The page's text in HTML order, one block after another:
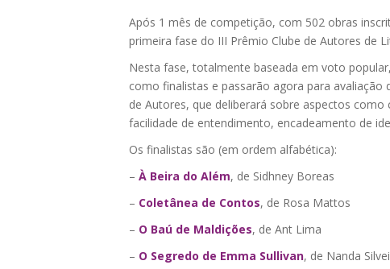
Após 1 mês de competição, com 502 obras
primeira fase do III Prêmio Clube de Autores de
Nesta fase, totalmente baseada em voto
como finalistas e passarão agora para avaliação
de Autores, que deliberará sobre aspectos como
facilidade de entendimento, encadeamento de
Os finalistas são (em ordem alfabética):
– À Beira do Além, de Sidhney Boreas
– Coletânea de Contos, de Rosa Mattos
– O Baú de Maldições, de Ant Lima
– O Segredo de Emma Sullivan, de Nanda